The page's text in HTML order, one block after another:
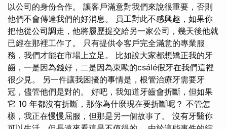
以公司的身份合作。 讓客戶滿意對我們來說很重要，否則
他們不會傳達我們的好消息。 員工對此不感興趣，如果你
把他從公司調走，他將履歷提交給另一家公司，幾天後他就
已經在那裡工作了。 只有提供令客戶完全滿意的專業服
務，我們才能在市場上立足。 比如說大家都想矯正我的牙
齒，一是因為錢好，二是因為東歐的csálé假牙在我們這裡
很少見。 另一件讓我困擾的事情是，根管治療牙需要牙
冠，儘管他們是對的。 好吧，我知道牙齒會折斷，但如果
它 10 年都沒有折斷，那你為什麼現在要折斷呢？ 不管怎
樣，我正在慢慢屈服，但那是另一個故事了。 沒有牙醫你